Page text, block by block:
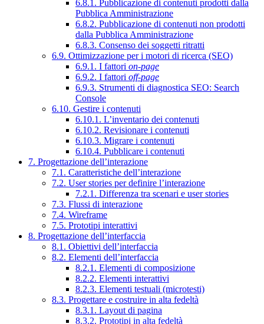
6.8.1. Pubblicazione di contenuti prodotti dalla
Pubblica Amministrazione
6.8.2. Pubblicazione di contenuti non prodotti
dalla Pubblica Amministrazione
6.8.3. Consenso dei soggetti ritratti
6.9. Ottimizzazione per i motori di ricerca (SEO)
6.9.1. I fattori on-page
6.9.2. I fattori off-page
6.9.3. Strumenti di diagnostica SEO: Search
Console
6.10. Gestire i contenuti
6.10.1. L’inventario dei contenuti
6.10.2. Revisionare i contenuti
6.10.3. Migrare i contenuti
6.10.4. Pubblicare i contenuti
7. Progettazione dell’interazione
7.1. Caratteristiche dell’interazione
7.2. User stories per definire l’interazione
7.2.1. Differenza tra scenari e user stories
7.3. Flussi di interazione
7.4. Wireframe
7.5. Prototipi interattivi
8. Progettazione dell’interfaccia
8.1. Obiettivi dell’interfaccia
8.2. Elementi dell’interfaccia
8.2.1. Elementi di composizione
8.2.2. Elementi interattivi
8.2.3. Elementi testuali (microtesti)
8.3. Progettare e costruire in alta fedeltà
8.3.1. Layout di pagina
8.3.2. Prototipi in alta fedeltà